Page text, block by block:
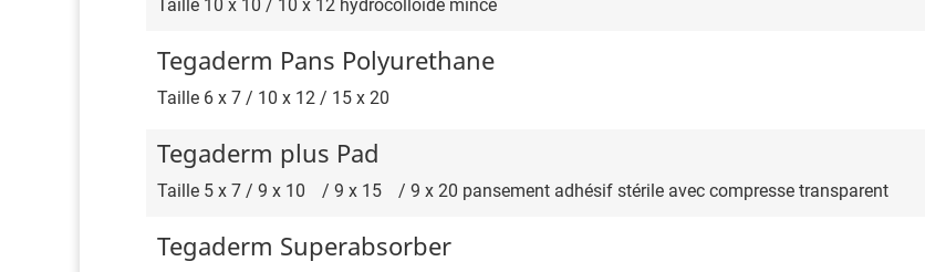
Taille 10 x 10 / 10 x 12 hydrocolloïde mince
Tegaderm Pans Polyurethane
Taille 6 x 7 / 10 x 12 / 15 x 20
Tegaderm plus Pad
Taille 5 x 7 / 9 x 10ﾠ/ 9 x 15ﾠ/ 9 x 20 pansement adhésif stérile avec compresse transparent
Tegaderm Superabsorber